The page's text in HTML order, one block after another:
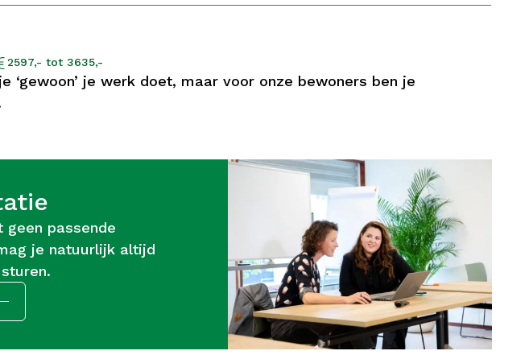
2597,- tot 3635,-
‘gewoon’ je werk doet, maar voor onze bewoners ben je
passende
je natuurlijk altijd